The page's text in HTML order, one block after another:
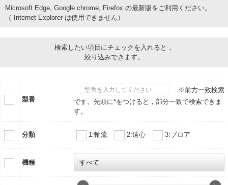
Microsoft Edge, Google chrome, Firefox の最新版をご利用ください。
（ Internet Explorer は使用できません）
検索したい項目にチェックを入れると，
絞り込みできます。
型番
※前方一致検索
です。先頭に*をつけると，部分一致で検索できま
す。
分類 1:軸流 2:遠心 3:ブロア
機種